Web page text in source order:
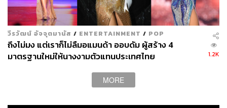
วีรวัฒน์ อัจจุตมานัส / ENTERTAINMENT / POP
ถึงไม่มง แต่เราก็ไม่ลืมอแมนด้า ออบดัม ผู้สร้าง 4
มาตรฐานใหม่ให้นางงามตัวแทนประเทศไทย
1.2K
MORE